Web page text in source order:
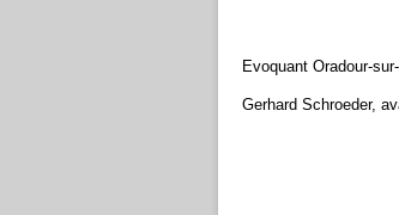
Evoquant Oradour-
Gerhard Schroeder,